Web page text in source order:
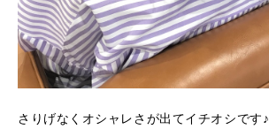
さりげなくオシャレさが出てイチオシです♪